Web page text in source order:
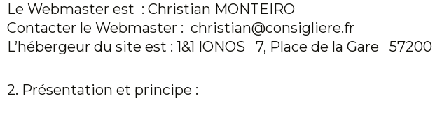
Le Webmaster est : Christian MONTEIRO
Contacter le Webmaster : christian@consigliere.fr
L’hébergeur du site est : 1&1 IONOS 7, Place de la Gare
2. Présentation et principe :